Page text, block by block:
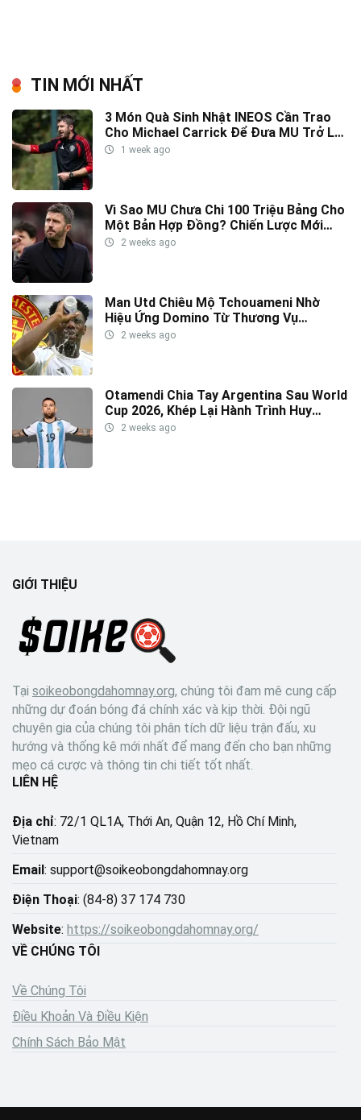
TIN MỚI NHẤT
3 Món Quà Sinh Nhật INEOS Cần Trao
Cho Michael Carrick Để Đưa MU Trở Lại
Đỉnh Cao
1 week ago
Vì Sao MU Chưa Chi 100 Triệu Bảng Cho
Một Bản Hợp Đồng? Chiến Lược Mới
Của INEOS Được Hé Lộ
2 weeks ago
Man Utd Chiêu Mộ Tchouameni Nhờ
Hiệu Ứng Domino Từ Thương Vụ
Diomande
2 weeks ago
Otamendi Chia Tay Argentina Sau World
Cup 2026, Khép Lại Hành Trình Huy
Hoàng
2 weeks ago
GIỚI THIỆU
Tại soikeobongdahomnay.org, chúng tôi đam mê cung cấp
những dự đoán bóng đá chính xác và kịp thời. Đội ngũ
chuyên gia của chúng tôi phân tích dữ liệu trận đấu, xu
hướng và thống kê mới nhất để mang đến cho bạn những
mẹo cá cược và thông tin chi tiết tốt nhất.
LIÊN HỆ
Địa chỉ: 72/1 QL1A, Thới An, Quận 12, Hồ Chí Minh,
Vietnam
Email: support@soikeobongdahomnay.org
Điện Thoại: (84-8) 37 174 730
Website: https://soikeobongdahomnay.org/
VỀ CHÚNG TÔI
Về Chúng Tôi
Điều Khoản Và Điều Kiện
Chính Sách Bảo Mật